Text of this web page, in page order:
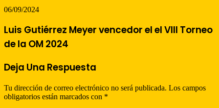
06/09/2024
Luis Gutiérrez Meyer vencedor el el VIII Torneo
de la OM 2024
Deja Una Respuesta
Tu dirección de correo electrónico no será publicada. Los campos
obligatorios están marcados con *